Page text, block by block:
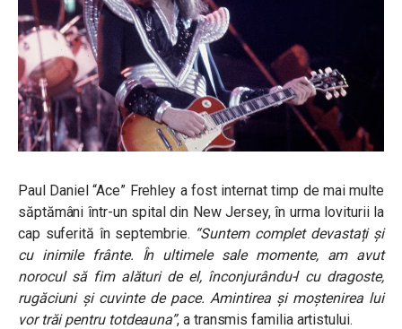
Paul Daniel “Ace” Frehley a fost internat timp de mai multe
săptămâni într-un spital din New Jersey, în urma loviturii la
cap suferită în septembrie. “Suntem complet devastați și
cu inimile frânte. În ultimele sale momente, am avut
norocul să fim alături de el, înconjurându-l cu dragoste,
rugăciuni și cuvinte de pace. Amintirea și moștenirea lui
vor trăi pentru totdeauna”, a transmis familia artistului.